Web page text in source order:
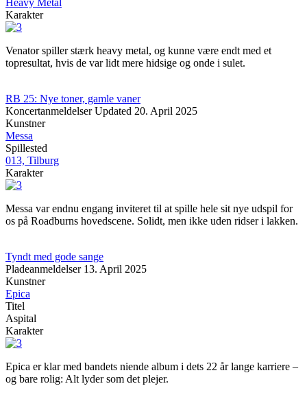
Heavy Metal
Karakter
Venator spiller stærk heavy metal, og kunne være endt med et
topresultat, hvis de var lidt mere hidsige og onde i sulet.
RB 25: Nye toner, gamle vaner
Koncertanmeldelser Updated 20. April 2025
Kunstner
Messa
Spillested
013, Tilburg
Karakter
Messa var endnu engang inviteret til at spille hele sit nye udspil for
os på Roadburns hovedscene. Solidt, men ikke uden ridser i lakken.
Tyndt med gode sange
Pladeanmeldelser 13. April 2025
Kunstner
Epica
Titel
Aspital
Karakter
Epica er klar med bandets niende album i dets 22 år lange karriere –
og bare rolig: Alt lyder som det plejer.